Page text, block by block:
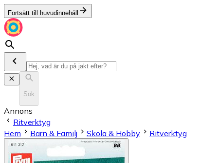
Fortsätt till huvudinnehåll
Sök
Annons
Ritverktyg
Hem
Barn & Familj Skola & Hobby Ritverktyg